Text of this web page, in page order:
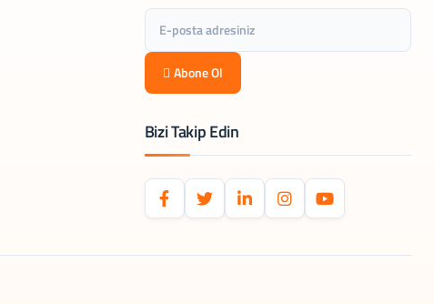
Abone Ol
Bizi Takip Edin